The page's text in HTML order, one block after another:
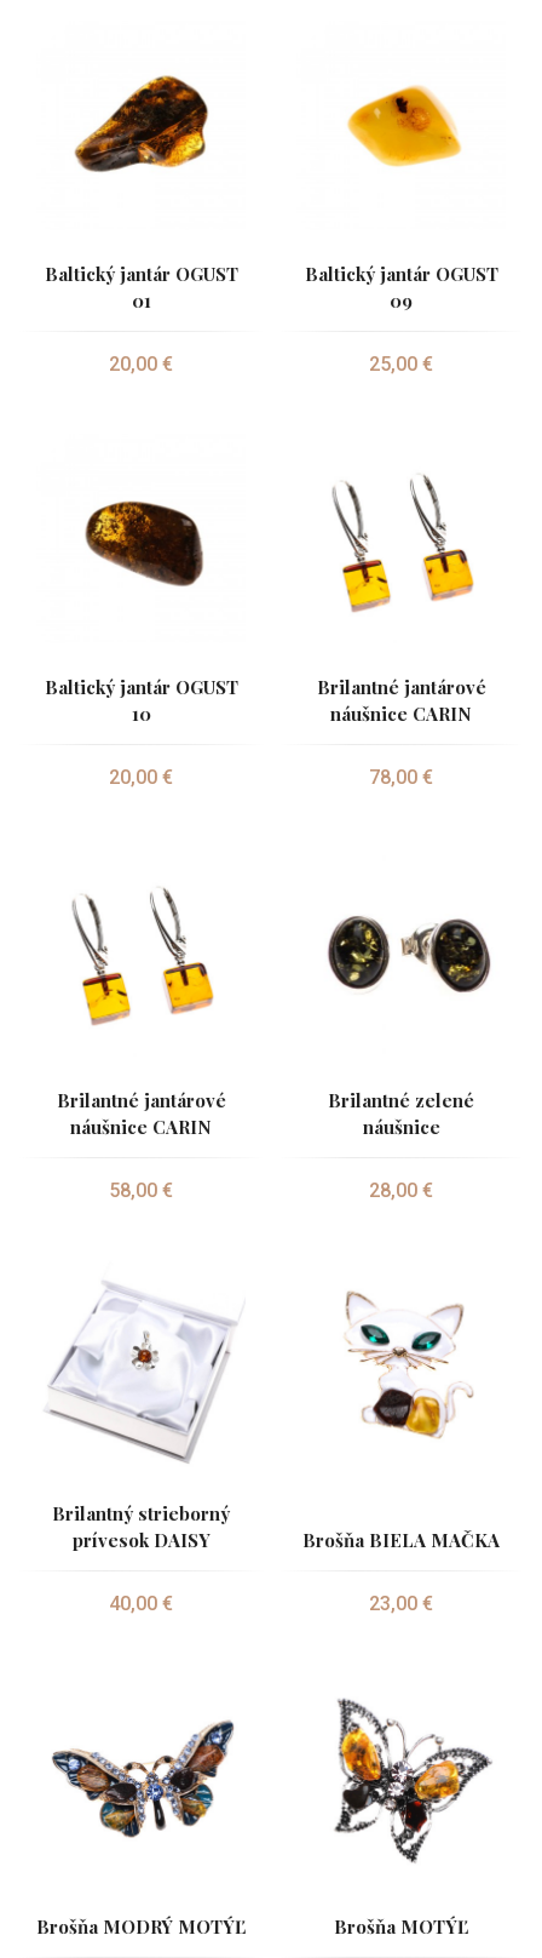
Baltický jantár OGUST
01
20,00 €
Baltický jantár OGUST
09
25,00 €
Baltický jantár OGUST
10
20,00 €
Brilantné jantárové
náušnice CARIN
78,00 €
Brilantné jantárové
náušnice CARIN
58,00 €
Brilantné zelené
náušnice
28,00 €
Brilantný strieborný
prívesok DAISY
40,00 €
Brošňa BIELA MAČKA
23,00 €
Brošňa MODRÝ MOTÝĽ Brošňa MOTÝĽ